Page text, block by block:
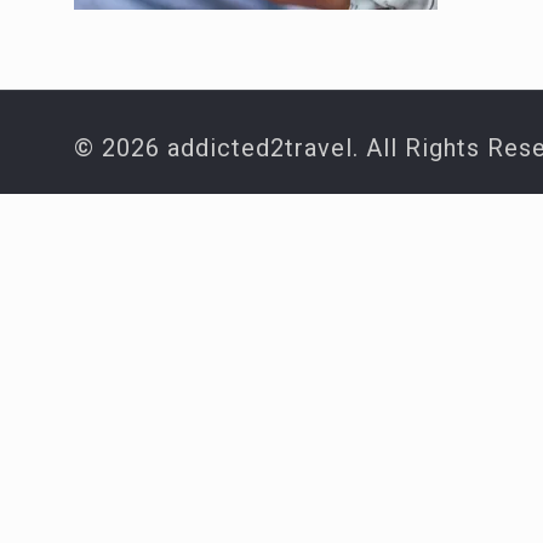
© 2026 addicted2travel. All Rights